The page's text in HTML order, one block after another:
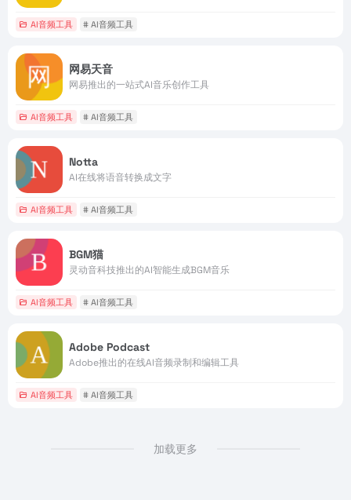
AI音频工具 # AI音频工具
网易天音
网易推出的一站式AI音乐创作工具
AI音频工具 # AI音频工具
Notta
AI在线将语音转换成文字
AI音频工具 # AI音频工具
BGM猫
灵动音科技推出的AI智能生成BGM音乐
AI音频工具 # AI音频工具
Adobe Podcast
Adobe推出的在线AI音频录制和编辑工具
AI音频工具 # AI音频工具
加载更多